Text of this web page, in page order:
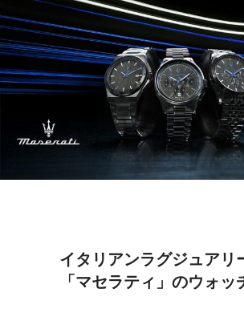
イタリアンラグジュアリ
「マセラティ」のウォッ